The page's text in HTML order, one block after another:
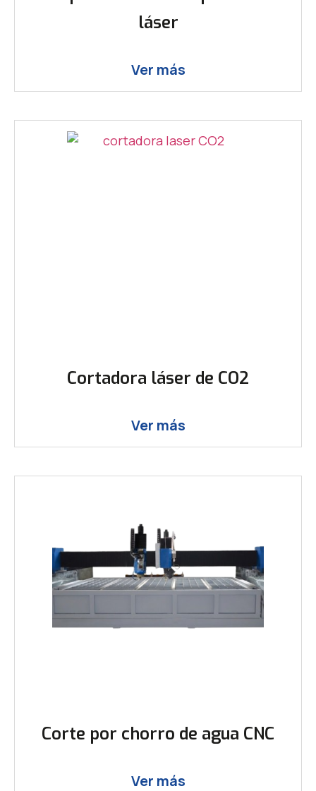
láser
Ver más
Cortadora láser de CO2
Ver más
Corte por chorro de agua CNC
Ver más